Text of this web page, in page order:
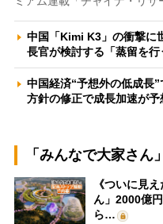
中国「Kimi K3」の衝撃
長官が検討する「蒸留を
中国経済“予想外の低成長
方針の修正で成長加速が
「みんなで大家さ
《ついに見
ん」2000億
ら…